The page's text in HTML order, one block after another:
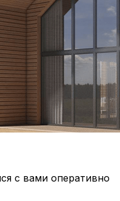
с вами оперативно